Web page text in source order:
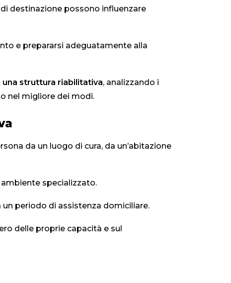
destinazione possono influenzare
e prepararsi adeguatamente alla
struttura riabilitativa, analizzando i
nel migliore dei modi.
da un luogo di cura, da un’abitazione
specializzato.
periodo di assistenza domiciliare.
delle proprie capacità e sul